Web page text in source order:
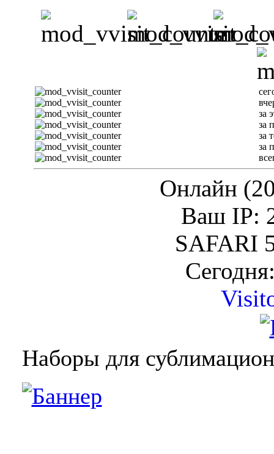
за
за
за
за
Онлайн
Ваш IP:
SAFARI
Наборы для